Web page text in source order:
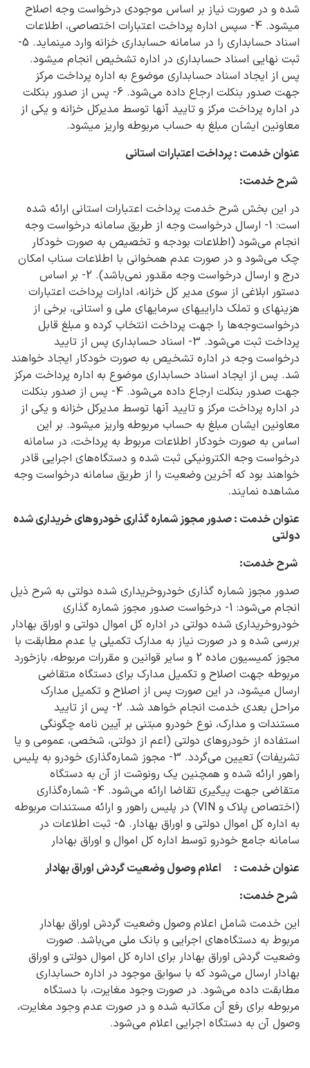
شده و در صورت نیاز بر اساس موجودی درخواست وجه اصلاح
می‎شود. 4- سپس اداره پرداخت اعتبارات اختصاصی، اطلاعات
اسناد حسابداری را در سامانه حسابداری خزانه وارد می‎نماید. 5-
ثبت نهایی اسناد حسابداری در اداره تشخیص انجام می‎شود.
پس از ایجاد اسناد حسابداری موضوع به اداره پرداخت مرکز
جهت صدور بنکلت ارجاع داده می‌شود. 6- پس از صدور بنکلت
در اداره پرداخت مرکز و تایید آنها توسط مدیرکل خزانه و یکی از
معاونین ایشان مبلغ به حساب مربوطه واریز می‎شود.
عنوان خدمت : پرداخت اعتبارات استانی
شرح خدمت:
در این بخش شرح خدمت پرداخت اعتبارات استانی ارائه شده
است: 1- ارسال درخواست وجه از طریق سامانه درخواست وجه
انجام می‌شود (اطلاعات بودجه و تخصیص به صورت خودکار
چک می‌شود و در صورت عدم همخوانی با اطلاعات سناب امکان
درج و ارسال درخواست وجه مقدور نمی‌باشد). 2- بر اساس
دستور ابلاغی از سوی مدیر کل خزانه، ادارات پرداخت اعتبارات
هزینهای و تملک داراییهای سرمایهای ملی و استانی، برخی از
درخواست‌وجه‌ها را جهت پرداخت انتخاب کرده و مبلغ قابل
پرداخت ثبت می‌شود. 3- اسناد حسابداری پس از تایید
درخواست وجه در اداره تشخیص به صورت خودکار ایجاد خواهند
شد. پس از ایجاد اسناد حسابداری موضوع به اداره پرداخت مرکز
جهت صدور بنکلت ارجاع داده می‌شود. 4- پس از صدور بنکلت
در اداره پرداخت مرکز و تایید آنها توسط مدیرکل خزانه و یکی از
معاونین ایشان مبلغ به حساب مربوطه واریز می‎شود. بر این
اساس به صورت خودکار اطلاعات مربوط به پرداخت، در سامانه
درخواست وجه الکترونیکی ثبت شده و دستگاه‎‌های اجرایی قادر
خواهند بود که آخرین وضعیت را از طریق سامانه درخواست وجه
مشاهده نمایند.
عنوان خدمت : صدور مجوز شماره گذاری خودروهای خریداری شده
دولتی
شرح خدمت:
صدور مجوز شماره گذاری خودروخریداری شده دولتی به شرح ذیل
انجام می‌شود: 1- درخواست صدور مجوز شماره گذاری
خودروخریداری شده دولتی در اداره کل اموال دولتی و اوراق بهادار
بررسی شده و در صورت نیاز به مدارک تکمیلی یا عدم مطابقت با
مجوز کمیسیون ماده 2 و سایر قوانین و مقررات مربوطه، بازخورد
مربوطه جهت اصلاح و تکمیل مدارک برای دستگاه متقاضی
ارسال می‎شود، در این صورت پس از اصلاح و تکمیل مدارک
مراحل بعدی خدمت انجام خواهد شد. 2- پس از تایید
مستندات و مدارک، نوع خودرو مبتنی بر آیین نامه چگونگی
استفاده از خودروهای دولتی (اعم از دولتی، شخصی، عمومی و یا
تشریفات) تعیین می‌گردد. 3- مجوز شماره‌گذاری خودرو به پلیس
راهور ارائه شده و همچنین یک رونوشت از آن به دستگاه
متقاضی جهت پیگیری تقاضا ارائه می‌شود. 4- شماره‌گذاری
(اختصاص پلاک و VIN) در پلیس راهور و ارائه مستندات مربوطه
به اداره کل اموال دولتی و اوراق بهادار. 5- ثبت اطلاعات در
سامانه جامع خودرو توسط اداره کل اموال و اوراق بهادار
عنوان خدمت : اعلام وصول وضعیت گردش اوراق بهادار
شرح خدمت:
این خدمت شامل اعلام وصول وضعیت گردش اوراق بهادار
مربوط به دستگاه‌های اجرایی و بانک ملی می‌باشد. صورت
وضعیت گردش اوراق بهادار برای اداره کل اموال دولتی و اوراق
بهادار ارسال می‌شود که با سوابق موجود در اداره حسابداری
مطابقت داده می‌شود. در صورت وجود مغایرت، با دستگاه
مربوطه برای رفع آن مکاتبه شده و در صورت عدم وجود مغایرت،
وصول آن به دستگاه اجرایی اعلام می‌شود.